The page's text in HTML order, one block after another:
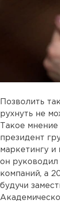
Позволить
рухнуть не
Такое
президент
маркетингу и
он
компаний, а
будучи